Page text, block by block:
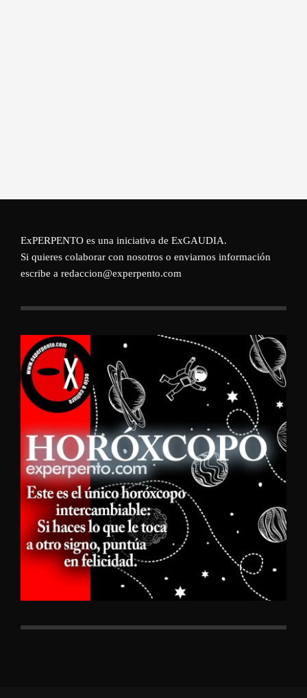
ExPERPENTO es una iniciativa de ExGAUDIA.
Si quieres colaborar con nosotros o enviarnos información
escribe a redaccion@experpento.com